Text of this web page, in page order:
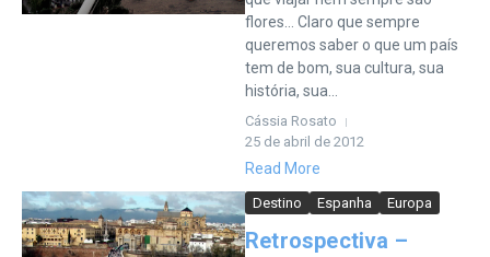
flores… Claro que sempre
queremos saber o que um país
tem de bom, sua cultura, sua
história, sua...
Cássia Rosato
25 de abril de 2012
Read More
Destino Espanha Europa
Retrospectiva –